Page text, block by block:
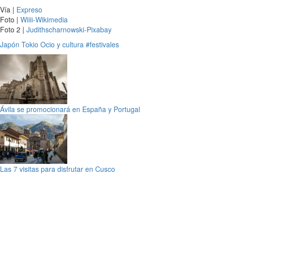
Vía | Expreso
Foto | Wiiii-Wikimedia
Foto 2 | Judithscharnowski-Pixabay
Japón Tokio Ocio y cultura #festivales
Ávila se promocionará en España y Portugal
Las 7 visitas para disfrutar en Cusco